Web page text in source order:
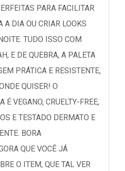
PARA FACILITAR
A DIA OU CRIAR LOOKS
TUDO ISSO COM
E DE QUEBRA, A PALETA
PRÁTICA E RESISTENTE,
QUISER! O
É VEGANO, CRUELTY-FREE,
E TESTADO DERMATO E
BORA
QUE VOCÊ JÁ
O ITEM, QUE TAL VER